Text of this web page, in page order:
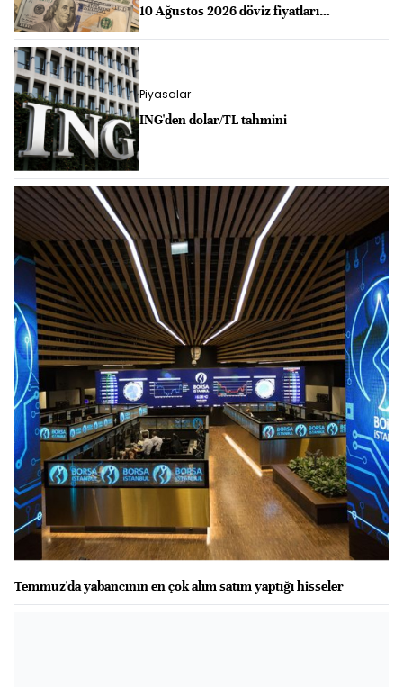
10 Ağustos 2026 döviz fiyatları…
Temmuz'da yabancının en çok alım satım yaptığı hisseler
Piyasalar
ING'den dolar/TL tahmini